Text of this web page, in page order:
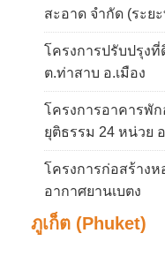
สะอาด จำกัด (ระย
โครงการปรับปรุง
ต.ท่าสาบ อ.เมือง
โครงการอาคารพั
ยุติธรรม 24 หน่วย
โครงการก่อสร้าง
อากาศยานเบตง
ภูเก็ต (Phuket)